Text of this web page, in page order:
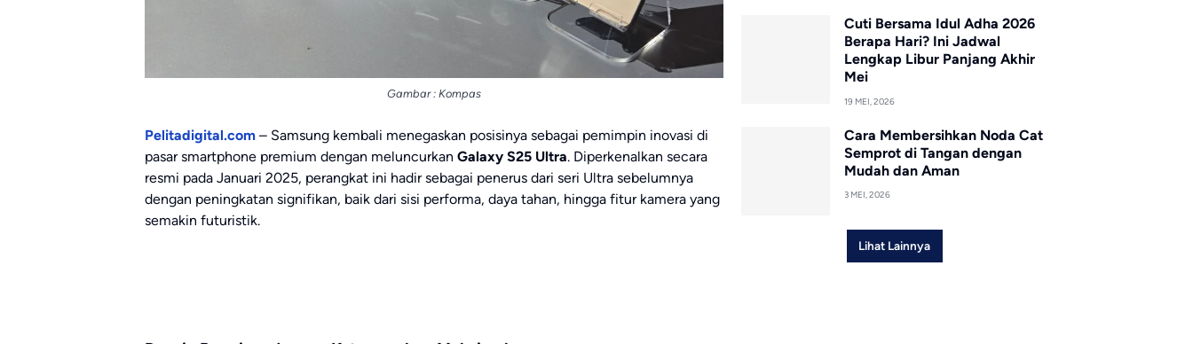
Gambar : Kompas
Pelitadigital.com – Samsung kembali menegaskan posisinya sebagai pemimpin inovasi di
pasar smartphone premium dengan meluncurkan Galaxy S25 Ultra. Diperkenalkan secara
resmi pada Januari 2025, perangkat ini hadir sebagai penerus dari seri Ultra sebelumnya
dengan peningkatan signifikan, baik dari sisi performa, daya tahan, hingga fitur kamera yang
semakin futuristik.
Cuti Bersama Idul Adha 2026
Berapa Hari? Ini Jadwal
Lengkap Libur Panjang Akhir
Mei
19 MEI, 2026
Cara Membersihkan Noda Cat
Semprot di Tangan dengan
Mudah dan Aman
3 MEI, 2026
Lihat Lainnya